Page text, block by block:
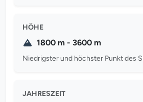
HÖHE
1800 m - 3600 m
Niedrigster und höchster Punkt des
JAHRESZEIT